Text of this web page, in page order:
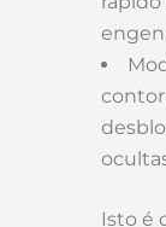
Isto é